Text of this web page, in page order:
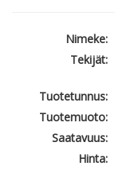
Nimeke:
Tekijät:
Tuotetunnus:
Tuotemuoto:
Saatavuus:
Hinta: